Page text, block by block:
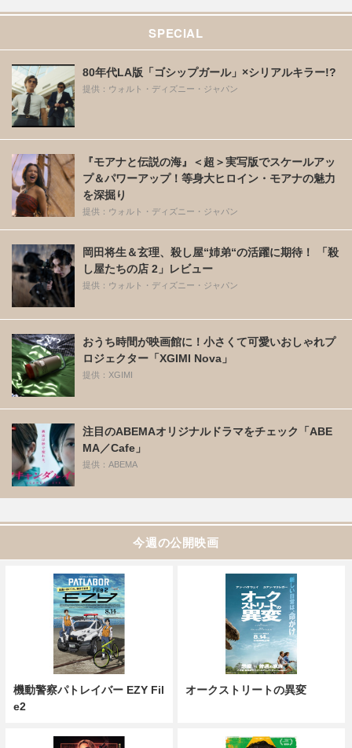
SPECIAL
80年代LA版「ゴシップガール」×シリアルキラー!?
提供：ウォルト・ディズニー・ジャパン
『モアナと伝説の海』＜超＞実写版でスケールアッ
プ＆パワーアップ！等身大ヒロイン・モアナの魅力
を深掘り
提供：ウォルト・ディズニー・ジャパン
岡田将生＆玄理、殺し屋“姉弟“の活躍に期待！ 「殺
し屋たちの店 2」レビュー
提供：ウォルト・ディズニー・ジャパン
おうち時間が映画館に！小さくて可愛いおしゃれプ
ロジェクター「XGIMI Nova」
提供：XGIMI
注目のABEMAオリジナルドラマをチェック「ABE
MA／Cafe」
提供：ABEMA
今週の公開映画
機動警察パトレイバー EZY Fil
e2
オークストリートの異変